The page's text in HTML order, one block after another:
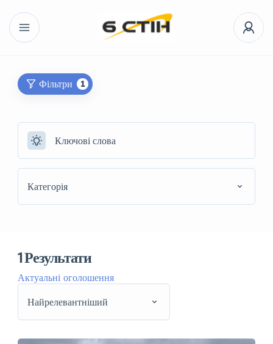
Фільтри 1
Категорія
1Результати
Актуальні оголошення
Найрелевантніший